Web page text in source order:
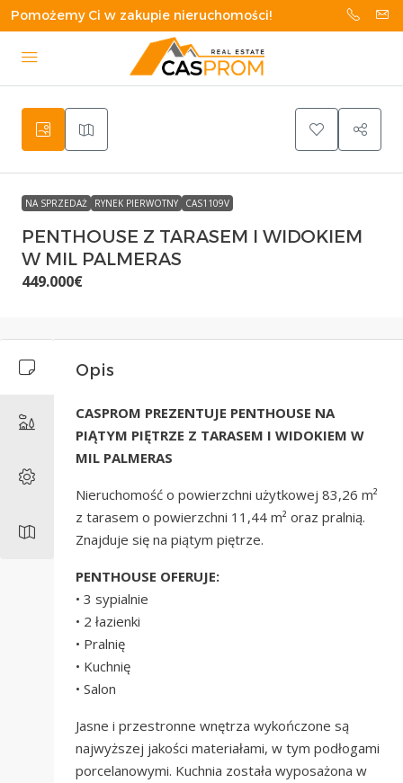
Pomożemy Ci w zakupie nieruchomości!
NA SPRZEDAŻ RYNEK PIERWOTNY CAS1109V
PENTHOUSE Z TARASEM I WIDOKIEM
W MIL PALMERAS
449.000€
Opis
CASPROM PREZENTUJE PENTHOUSE NA
PIĄTYM PIĘTRZE Z TARASEM I WIDOKIEM W
MIL PALMERAS
Nieruchomość o powierzchni użytkowej 83,26 m²
z tarasem o powierzchni 11,44 m² oraz pralnią.
Znajduje się na piątym piętrze.
PENTHOUSE OFERUJE:
• 3 sypialnie
• 2 łazienki
• Pralnię
• Kuchnię
• Salon
Jasne i przestronne wnętrza wykończone są
najwyższej jakości materiałami, w tym podłogami
porcelanowymi. Kuchnia została wyposażona w